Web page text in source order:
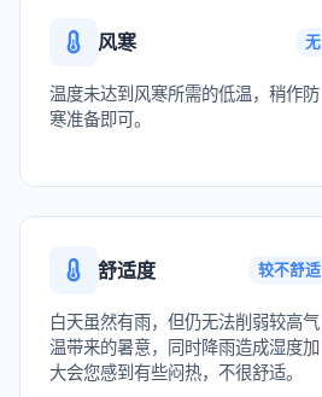
风寒 无
温度未达到风寒所需的低温，稍作防
寒准备即可。
舒适度 较不舒适
白天虽然有雨，但仍无法削弱较高气
温带来的暑意，同时降雨造成湿度加
大会您感到有些闷热，不很舒适。